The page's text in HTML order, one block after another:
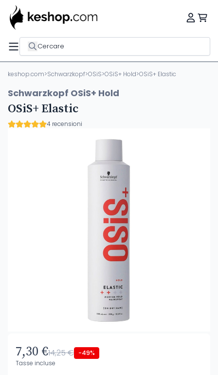
Cercare
keshop.com>Schwarzkopf>OSiS>OSiS+ Hold>OSiS+ Elastic
Schwarzkopf OSiS+ Hold
OSiS+ Elastic
4 recensioni
7,30 €14,25 € -49%
Tasse incluse